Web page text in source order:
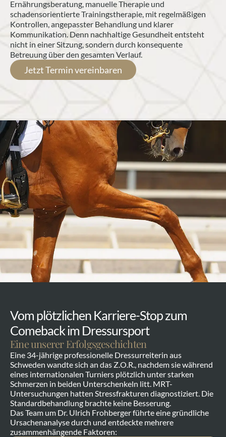
Jetzt Termin vereinbaren
Ernährungsberatung, manuelle Therapie und
schadensorientierte Trainingstherapie, mit regelmäßigen
Kontrollen, angepasster Behandlung und klarer
Kommunikation. Denn nachhaltige Gesundheit entsteht
nicht in einer Sitzung, sondern durch konsequente
Betreuung über den gesamten Verlauf.
Vom plötzlichen Karriere-Stop zum
Comeback im Dressursport
Eine unserer Erfolgsgeschichten
Eine 34-jährige professionelle Dressurreiterin aus
Schweden wandte sich an das Z.O.R., nachdem sie während
eines internationalen Turniers plötzlich unter starken
Schmerzen in beiden Unterschenkeln litt. MRT-
Untersuchungen hatten Stressfrakturen diagnostiziert. Die
Standardbehandlung brachte keine Besserung.
Das Team um Dr. Ulrich Frohberger führte eine gründliche
Ursachenanalyse durch und entdeckte mehrere
zusammenhängende Faktoren: